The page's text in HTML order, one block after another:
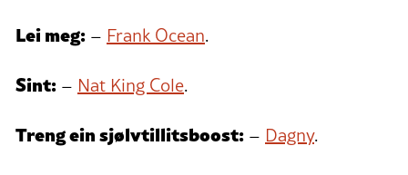
Lei meg: – Frank Ocean.
Sint: – Nat King Cole.
Treng ein sjølvtillitsboost: – Dagny.